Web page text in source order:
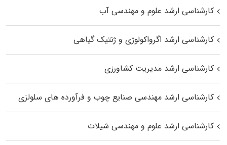
کارشناسی ارشد علوم و مهندسی آب
کارشناسی ارشد اگرواکولوژی و ژنتیک گیاهی
کارشناسی ارشد مدیریت کشاورزی
کارشناسی ارشد مهندسی صنایع چوب و فرآورده‌ های سلولزی
کارشناسی ارشد علوم و مهندسی شیلات